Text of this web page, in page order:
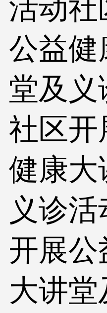
活动社
公益健
堂及义
社区开
健康大
义诊
开展公
大讲堂